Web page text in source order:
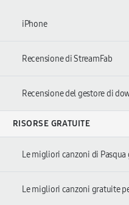
iPhone
Recensione di StreamFab
Recensione del gestore di
RISORSE GRATUITE
Le migliori canzoni di
Le migliori canzoni gratuite